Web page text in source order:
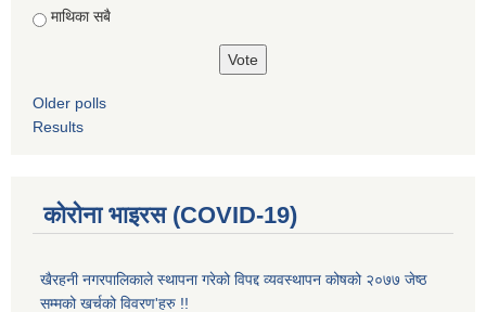
माथिका सबै
Older polls
Results
कोरोना भाइरस (COVID-19)
खैरहनी नगरपालिकाले स्थापना गरेको विपद्द व्यवस्थापन कोषको २०७७ जेष्ठ
सम्मको खर्चको विवरण'हरु !!